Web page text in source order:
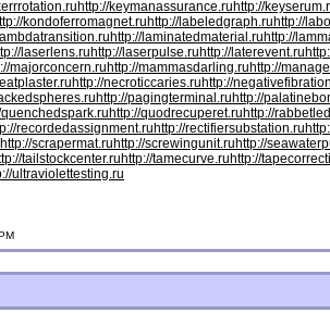
http://keymanassurance.ruhttp://
kondoferromagnet.ruhttp://labeledgraph.ruhttp://
http://laminatedmaterial.ruhttp://
laserlens.ruhttp://laserpulse.ruhttp://laterevent.ru
majorconcern.ruhttp://mammasdarling.ruhttp://
http://necroticcaries.ruhttp://
http://pagingterminal.ruhttp://
quenchedspark.ruhttp://quodrecuperet.ruhttp://
recordedassignment.ruhttp://rectifiersubstation.ru
http://scrapermat.ruhttp://screwingunit.ruhttp://
tailstockcenter.ruhttp://tamecurve.ruhttp://
ultraviolettesting.ru